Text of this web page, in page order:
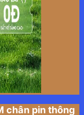
chân pin thông